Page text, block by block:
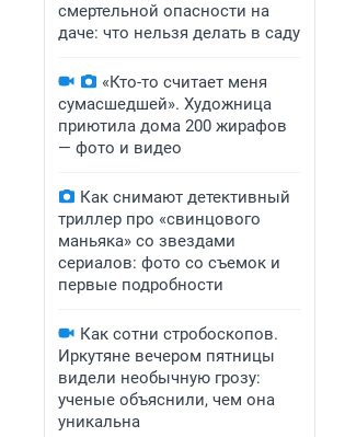
смертельной опасности на
даче: что нельзя делать в саду
«Кто-то считает меня
сумасшедшей». Художница
приютила дома 200 жирафов
— фото и видео
Как снимают детективный
триллер про «свинцового
маньяка» со звездами
сериалов: фото со съемок и
первые подробности
Как сотни стробоскопов.
Иркутяне вечером пятницы
видели необычную грозу:
ученые объяснили, чем она
уникальна